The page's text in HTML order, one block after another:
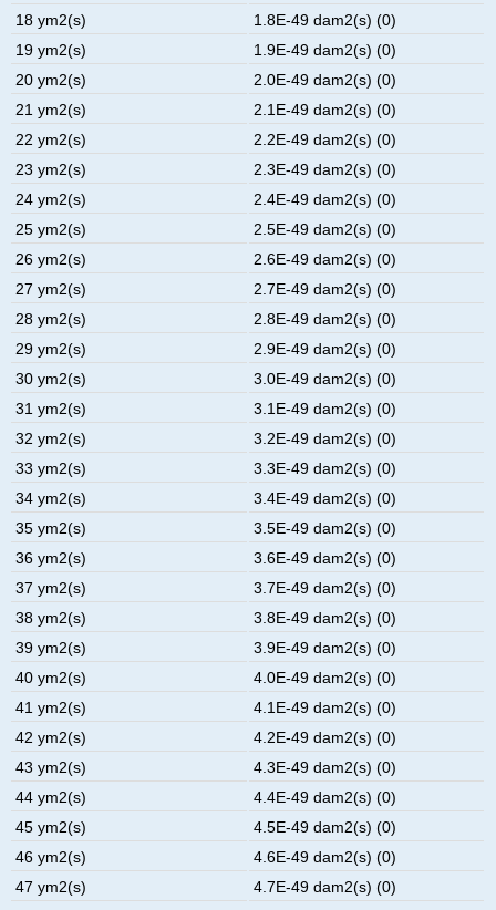
18 ym2(s)
1.8E-49 dam2(s) (0)
19 ym2(s)
1.9E-49 dam2(s) (0)
20 ym2(s)
2.0E-49 dam2(s) (0)
21 ym2(s)
2.1E-49 dam2(s) (0)
22 ym2(s)
2.2E-49 dam2(s) (0)
23 ym2(s)
2.3E-49 dam2(s) (0)
24 ym2(s)
2.4E-49 dam2(s) (0)
25 ym2(s)
2.5E-49 dam2(s) (0)
26 ym2(s)
2.6E-49 dam2(s) (0)
27 ym2(s)
2.7E-49 dam2(s) (0)
28 ym2(s)
2.8E-49 dam2(s) (0)
29 ym2(s)
2.9E-49 dam2(s) (0)
30 ym2(s)
3.0E-49 dam2(s) (0)
31 ym2(s)
3.1E-49 dam2(s) (0)
32 ym2(s)
3.2E-49 dam2(s) (0)
33 ym2(s)
3.3E-49 dam2(s) (0)
34 ym2(s)
3.4E-49 dam2(s) (0)
35 ym2(s)
3.5E-49 dam2(s) (0)
36 ym2(s)
3.6E-49 dam2(s) (0)
37 ym2(s)
3.7E-49 dam2(s) (0)
38 ym2(s)
3.8E-49 dam2(s) (0)
39 ym2(s)
3.9E-49 dam2(s) (0)
40 ym2(s)
4.0E-49 dam2(s) (0)
41 ym2(s)
4.1E-49 dam2(s) (0)
42 ym2(s)
4.2E-49 dam2(s) (0)
43 ym2(s)
4.3E-49 dam2(s) (0)
44 ym2(s)
4.4E-49 dam2(s) (0)
45 ym2(s)
4.5E-49 dam2(s) (0)
46 ym2(s)
4.6E-49 dam2(s) (0)
47 ym2(s)
4.7E-49 dam2(s) (0)